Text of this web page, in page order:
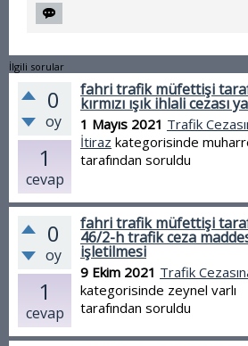
İlgili sorular
0
oy
1
cevap
fahri trafik müfettişi
kırmızı ışık ihlali cezası
1 Mayıs 2021 Trafik
İtiraz kategorisinde
tarafından soruldu
0
oy
1
cevap
fahri trafik müfettişi
46/2-h trafik ceza
işletilmesi
9 Ekim 2021 Trafik
kategorisinde zeynel varlı
tarafından soruldu